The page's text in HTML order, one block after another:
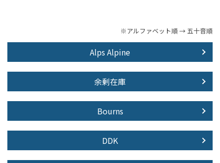
※アルファベット順 → 五十音順
Alps Alpine
余剰在庫
Bourns
DDK